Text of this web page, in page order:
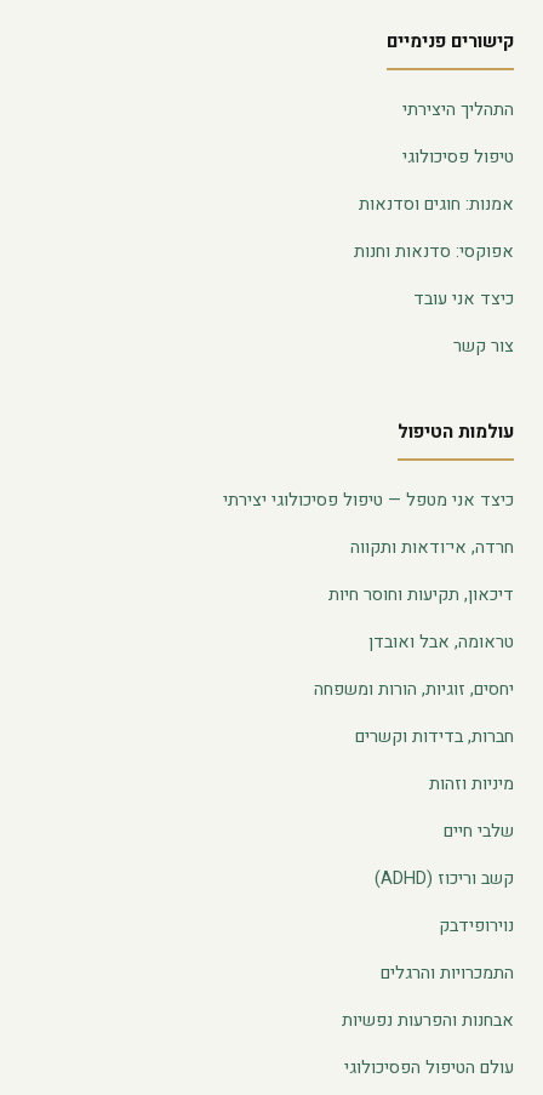
קישורים פנימיים
התהליך היצירתי
טיפול פסיכולוגי
אמנות: חוגים וסדנאות
אפוקסי: סדנאות וחנות
כיצד אני עובד
צור קשר
עולמות הטיפול
כיצד אני מטפל — טיפול פסיכולוגי יצירתי
חרדה, אי־ודאות ותקווה
דיכאון, תקיעות וחוסר חיות
טראומה, אבל ואובדן
יחסים, זוגיות, הורות ומשפחה
חברות, בדידות וקשרים
מיניות וזהות
שלבי חיים
קשב וריכוז (ADHD)
נוירופידבק
התמכרויות והרגלים
אבחנות והפרעות נפשיות
עולם הטיפול הפסיכולוגי